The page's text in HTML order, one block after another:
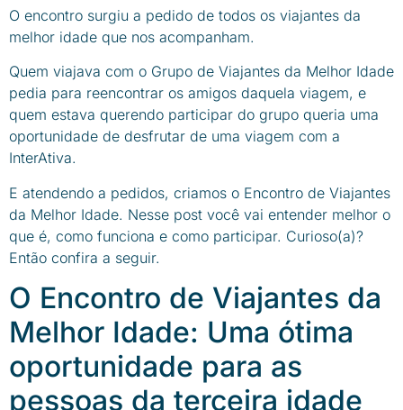
O encontro surgiu a pedido de todos os viajantes da
melhor idade que nos acompanham.
Quem viajava com o Grupo de Viajantes da Melhor Idade
pedia para reencontrar os amigos daquela viagem, e
quem estava querendo participar do grupo queria uma
oportunidade de desfrutar de uma viagem com a
InterAtiva.
E atendendo a pedidos, criamos o Encontro de Viajantes
da Melhor Idade. Nesse post você vai entender melhor o
que é, como funciona e como participar. Curioso(a)?
Então confira a seguir.
O Encontro de Viajantes da
Melhor Idade: Uma ótima
oportunidade para as
pessoas da terceira idade